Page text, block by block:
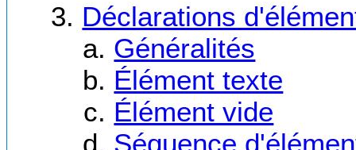
Déclarations
Généralités
Élément texte
Élément vide
Séquence